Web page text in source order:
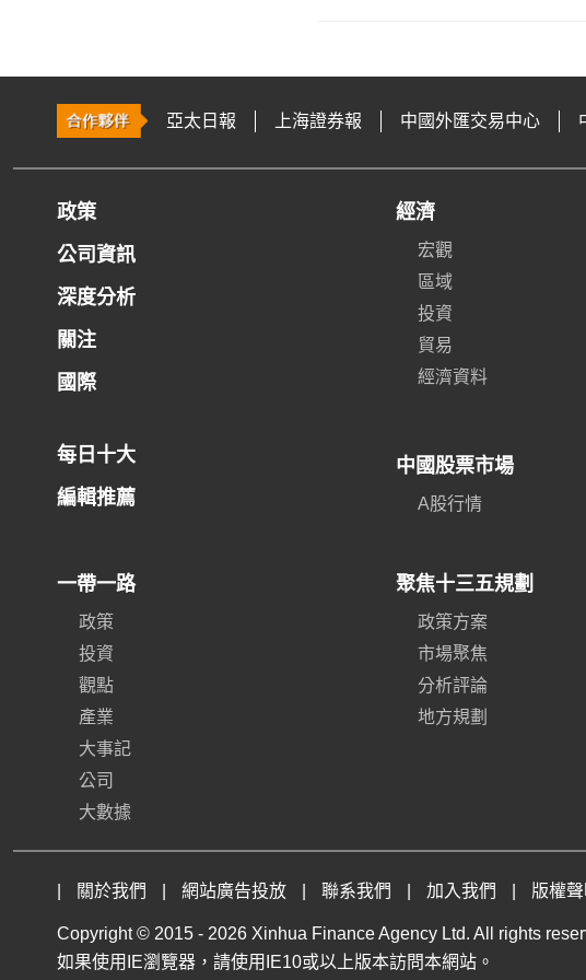
亞太日報 上海證券報 中國外匯交易中心
政策
公司資訊
深度分析
關注
國際
每日十大
編輯推薦
經濟
宏觀
區域
投資
貿易
經濟資料
中國股票市場
A股行情
一帶一路
政策
投資
觀點
產業
大事記
公司
大數據
聚焦十三五規劃
政策方案
市場聚焦
分析評論
地方規劃
關於我們 網站廣告投放 聯系我們 加入我們 版權聲
Copyright © 2015 - 2026 Xinhua Finance Agency Ltd. All rights
如果使用IE瀏覽器，請使用IE10或以上版本訪問本網站。